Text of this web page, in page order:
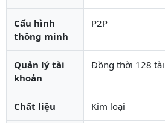
Cấu hình
thông minh
P2P
Quản lý tài
khoản
Đồng thời 128
Chất liệu Kim loại